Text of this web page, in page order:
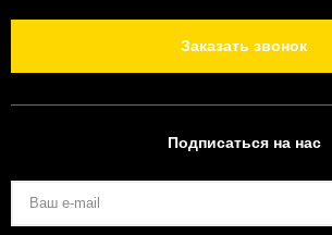
Заказать звонок
Подписаться на нас